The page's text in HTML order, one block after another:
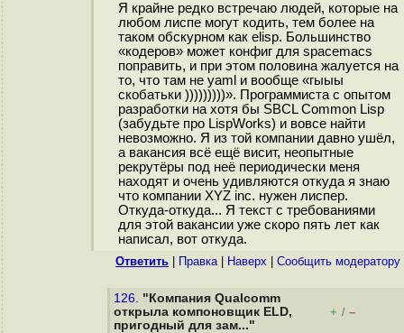
Я крайне редко встречаю людей, которые на
любом лиспе могут кодить, тем более на
таком обскурном как elisp. Большинство
«кодеров» может конфиг для spacemacs
поправить, и при этом половина жалуется на
то, что там не yaml и вообще «гыыы
скобатьки )))))))))». Программиста с опытом
разработки на хотя бы SBCL Common Lisp
(забудьте про LispWorks) и вовсе найти
невозможно. Я из той компании давно ушёл,
а вакансия всё ещё висит, неопытные
рекрутёры под неё периодически меня
находят и очень удивляются откуда я знаю
что компании XYZ inc. нужен лиспер.
Откуда-откуда... Я текст с требованиями
для этой вакансии уже скоро пять лет как
написал, вот откуда.
Ответить Правка| Наверх Cообщить модератору
126. "Компания Qualcomm
открыла компоновщик ELD,
пригодный для зам..."
+ / –